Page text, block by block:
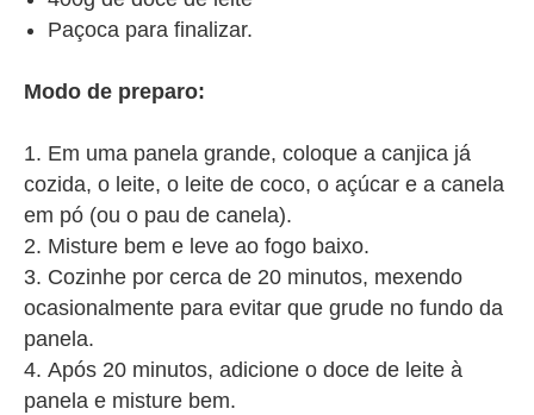
Paçoca para finalizar.
Modo de preparo:
Em uma panela grande, coloque a canjica já
cozida, o leite, o leite de coco, o açúcar e a canela
em pó (ou o pau de canela).
Misture bem e leve ao fogo baixo.
Cozinhe por cerca de 20 minutos, mexendo
ocasionalmente para evitar que grude no fundo da
panela.
Após 20 minutos, adicione o doce de leite à
panela e misture bem.